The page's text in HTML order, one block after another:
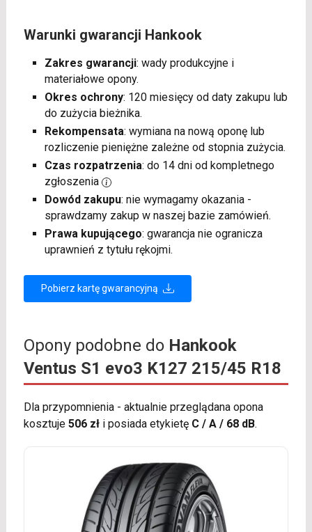
Warunki gwarancji Hankook
Zakres gwarancji: wady produkcyjne i
materiałowe opony.
Okres ochrony: 120 miesięcy od daty zakupu lub
do zużycia bieżnika.
Rekompensata: wymiana na nową oponę lub
rozliczenie pieniężne zależne od stopnia zużycia.
Czas rozpatrzenia: do 14 dni od kompletnego
zgłoszenia
Dowód zakupu: nie wymagamy okazania -
sprawdzamy zakup w naszej bazie zamówień.
Prawa kupującego: gwarancja nie ogranicza
uprawnień z tytułu rękojmi.
Pobierz kartę gwarancyjną
Opony podobne do Hankook
Ventus S1 evo3 K127 215/45 R18
Dla przypomnienia - aktualnie przeglądana opona
kosztuje 506 złi posiada etykietę C / A / 68 dB.